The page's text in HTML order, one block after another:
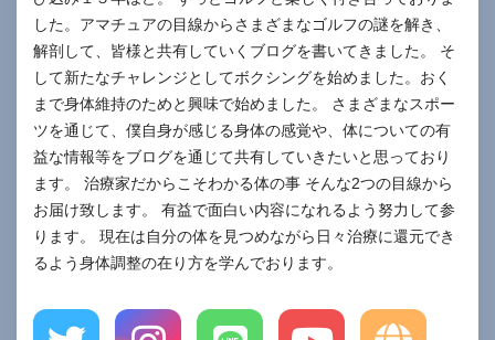
した。アマチュアの目線からさまざまなゴルフの謎を解き、
解剖して、皆様と共有していくブログを書いてきました。 そ
して新たなチャレンジとしてボクシングを始めました。おく
まで身体維持のためと興味で始めました。 さまざまなスポー
ツを通じて、僕自身が感じる身体の感覚や、体についての有
益な情報等をブログを通じて共有していきたいと思っており
ます。 治療家だからこそわかる体の事 そんな2つの目線から
お届け致します。 有益で面白い内容になれるよう努力して参
ります。 現在は自分の体を見つめながら日々治療に還元でき
るよう身体調整の在り方を学んでおります。